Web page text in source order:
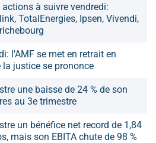
actions à suivre vendredi:
TotalEnergies, Ipsen, Vivendi,
l'AMF se met en retrait en
justice se prononce
une baisse de 24 % de son
au 3e trimestre
un bénéfice net record de 1,84
mais son EBITA chute de 98 %